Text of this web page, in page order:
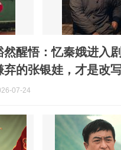
然醒悟：忆秦娥进入
的张银娃，才是改
07-24